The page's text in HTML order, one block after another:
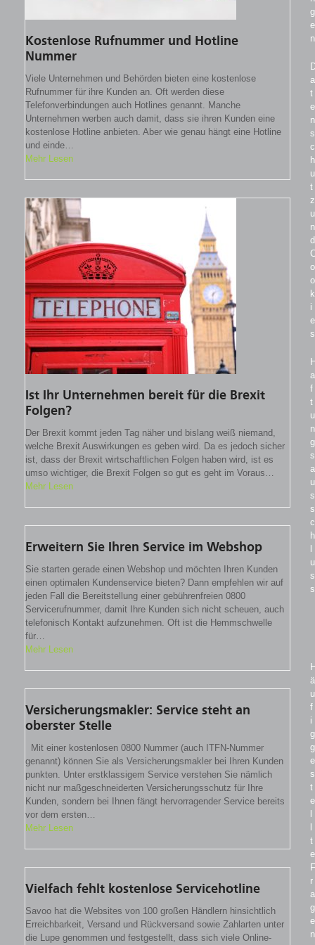
Kostenlose Rufnummer und Hotline
Nummer
Viele Unternehmen und Behörden bieten eine kostenlose
Rufnummer für ihre Kunden an. Oft werden diese
Telefonverbindungen auch Hotlines genannt. Manche
Unternehmen werben auch damit, dass sie ihren Kunden eine
kostenlose Hotline anbieten. Aber wie genau hängt eine Hotline
und einde…
Mehr Lesen
Ist Ihr Unternehmen bereit für die Brexit
Folgen?
Der Brexit kommt jeden Tag näher und bislang weiß niemand,
welche Brexit Auswirkungen es geben wird. Da es jedoch sicher
ist, dass der Brexit wirtschaftlichen Folgen haben wird, ist es
umso wichtiger, die Brexit Folgen so gut es geht im Voraus…
Mehr Lesen
Erweitern Sie Ihren Service im Webshop
Sie starten gerade einen Webshop und möchten Ihren Kunden
einen optimalen Kundenservice bieten? Dann empfehlen wir auf
jeden Fall die Bereitstellung einer gebührenfreien 0800
Servicerufnummer, damit Ihre Kunden sich nicht scheuen, auch
telefonisch Kontakt aufzunehmen. Oft ist die Hemmschwelle
für…
Mehr Lesen
Versicherungsmakler: Service steht an
oberster Stelle
Mit einer kostenlosen 0800 Nummer (auch ITFN-Nummer
genannt) können Sie als Versicherungsmakler bei Ihren Kunden
punkten. Unter erstklassigem Service verstehen Sie nämlich
nicht nur maßgeschneiderten Versicherungsschutz für Ihre
Kunden, sondern bei Ihnen fängt hervorragender Service bereits
vor dem ersten…
Mehr Lesen
Vielfach fehlt kostenlose Servicehotline
Savoo hat die Websites von 100 großen Händlern hinsichtlich
Erreichbarkeit, Versand und Rückversand sowie Zahlarten unter
die Lupe genommen und festgestellt, dass sich viele Online-
g
e
n
a
t
e
n
s
c
h
u
t
z
u
n
d
o
o
k
i
e
s
a
f
t
u
n
g
s
a
u
s
s
c
h
u
s
s
ä
u
f
i
g
g
e
s
t
e
t
e
F
r
a
g
e
n